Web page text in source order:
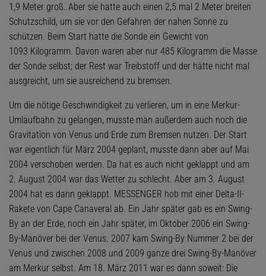
1,9 Meter groß. Aber sie hatte auch einen 2,5 mal 2 Meter breiten
Schutzschild, um sie vor den Gefahren der nahen Sonne zu
schützen. Beim Start hatte die Sonde ein Gewicht von
1093 Kilogramm. Davon waren aber nur 485 Kilogramm die Masse
der Sonde selbst; der Rest war Treibstoff und der hätte nicht mal
ausgreicht, um sie ausreichend zu bremsen.
Um die nötige Geschwindigkeit zu verlieren, um in eine Merkur-
Umlaufbahn zu gelangen, musste man außerdem auch noch die
Gravitation von Venus und Erde zum Bremsen nutzen. Der Start
war eigentlich für März 2004 geplant, musste dann aber auf Mai
2004 verschoben werden. Da hat es auch nicht geklappt und am
2. August 2004 war das Wetter zu schlecht. Aber am 3. August
2004 hat es dann geklappt. MESSENGER hob mit einer Delta-II-
Rakete von Cape Canaveral ab. Ein Jahr später gab es ein Swing-
By an der Erde, noch ein Jahr später, im Oktober 2006 ein Swing-
By-Manöver bei der Venus. 2007 kam Swing-By Nummer 2 bei der
Venus und zwischen 2008 und 2009 ganze drei Swing-By-Manöver
am Merkur selbst. Am 18. März 2011 war es dann soweit: Die